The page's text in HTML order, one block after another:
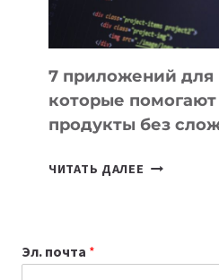
7 приложений для
которые помогают
продукты без
ЧИТАТЬ ДАЛЕЕ
Эл. почта *